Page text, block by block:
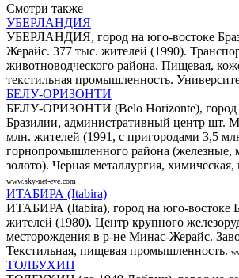
Смотри также
УБЕРЛАНДИЯ
УБЕРЛАНДИЯ, город на юго-востоке
Жерайс. 377 тыс. жителей (1990).
животноводческого района. Пищевая,
текстильная промышленность.
БЕЛУ-ОРИЗОНТИ
БЕЛУ-ОРИЗОНТИ (Belo Horizonte), город
Бразилии, административный центр шт.
млн. жителей (1991, с пригородами 3,5
горнопромышленного района (железные,
золото). Черная металлургия,
www.sky-net-eye.com
ИТАБИРА (Itabira)
ИТАБИРА (Itabira), город на юго-востоке
жителей (1980). Центр крупного
месторождения в р-не Минас-Жерайс.
Текстильная, пищевая промышленность.
ТОЛБУХИН